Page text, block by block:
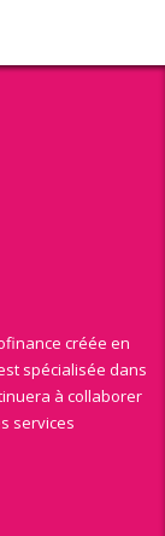
créée en
spécialisée dans
à collaborer
services